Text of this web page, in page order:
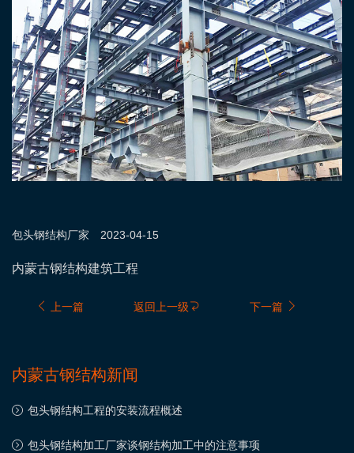
包头钢结构厂家 2023-04-15
内蒙古钢结构建筑工程
上一篇 返回上一级 下一篇
内蒙古钢结构新闻
​包头钢结构工程的安装流程概述
​包头钢结构加工厂家谈钢结构加工中的注意事项